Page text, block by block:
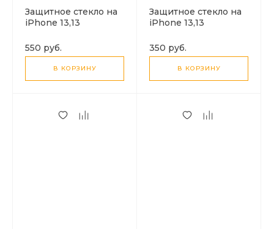
Защитное стекло на
iPhone 13,13
A777, HD, черное
550 руб.
В КОРЗИНУ
Защитное стекло на
iPhone 13,13
G15, Guardian shield
series full-screen
anti-spy, черное
350 руб.
В КОРЗИНУ